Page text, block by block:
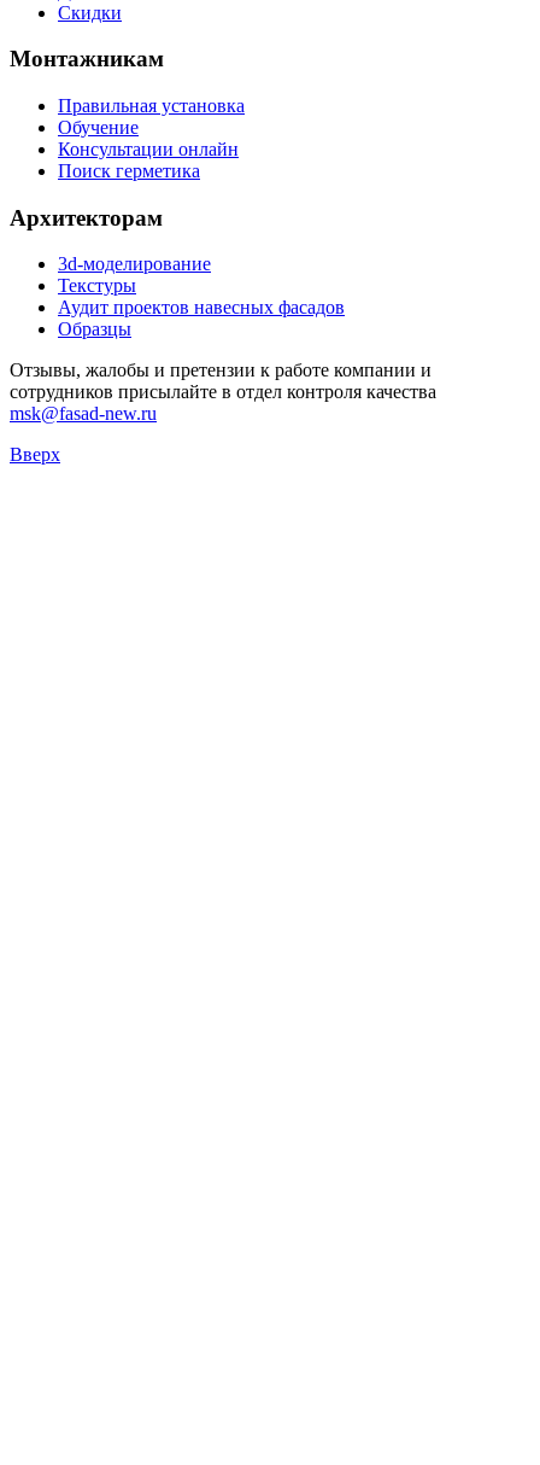
Скидки
Монтажникам
Правильная установка
Обучение
Консультации онлайн
Поиск герметика
Архитекторам
3d-моделирование
Текстуры
Аудит проектов навесных фасадов
Образцы
Отзывы, жалобы и претензии к работе компании и
сотрудников присылайте в отдел контроля качества
msk@fasad-new.ru
Вверх